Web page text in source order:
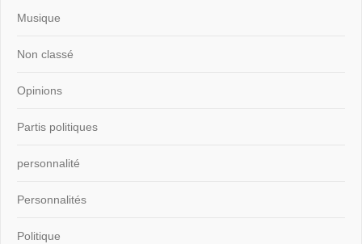
Musique
Non classé
Opinions
Partis politiques
personnalité
Personnalités
Politique